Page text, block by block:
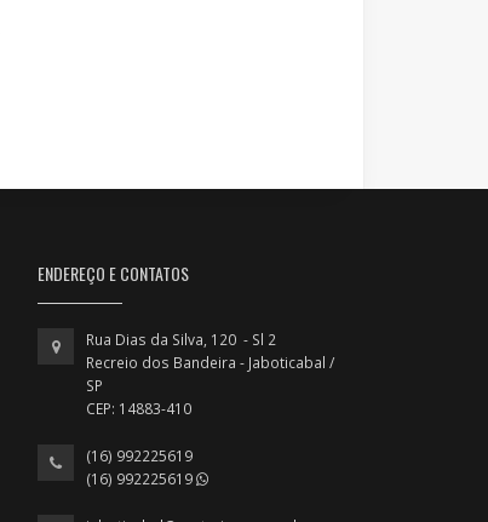
ENDEREÇO E CONTATOS
Rua Dias da Silva, 120 - Sl 2
Recreio dos Bandeira - Jaboticabal /
SP
CEP: 14883-410
(16) 992225619
(16) 992225619